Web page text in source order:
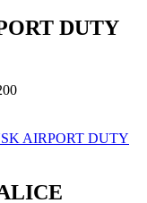
DUTY
AIRPORT DUTY